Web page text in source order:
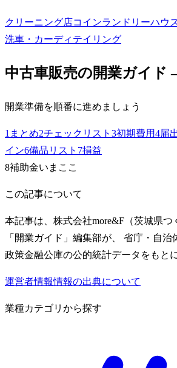
クリーニング店コインランドリーハウ
洗車・カーディテイリング
中古車販売の開業ガイド
開業準備を順番に進めましょう
1 まとめ2チェックリスト 3初期費用4届
イン6備品リスト 7損益
8補助金いまここ
この記事について
本記事は、株式会社more&F（茨城県つ
「開業ガイド」編集部が、 省庁・自
政策金融公庫の公的統計データをもと
運営者情報情報の出典について
業種カテゴリから探す